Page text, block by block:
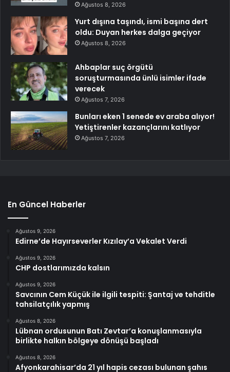
Ağustos 8, 2026
Yurt dışına taşındı, ismi başına dert
oldu: Duyan herkes dalga geçiyor
Ağustos 8, 2026
Ahbaplar suç örgütü
soruşturmasında ünlü isimler ifade
verecek
Ağustos 7, 2026
Bunları eken 1 senede ev araba alıyor!
Yetiştirenler kazançlarını katlıyor
Ağustos 7, 2026
En Güncel Haberler
Ağustos 9, 2026
Edirne’de Hayırseverler Kızılay’a Vekalet Verdi
Ağustos 9, 2026
CHP dostlarımızda kalsın
Ağustos 9, 2026
Savcının Cem Küçük ile ilgili tespiti: Şantaj ve tehditle
tahsilatçılık yapmış
Ağustos 8, 2026
Lübnan ordusunun Batı Zevtar’a konuşlanmasıyla
birlikte halkın bölgeye dönüşü başladı
Ağustos 8, 2026
Afyonkarahisar’da 21 yıl hapis cezası bulunan şahıs